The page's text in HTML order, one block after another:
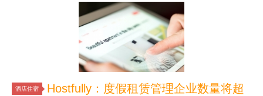
酒店住宿
Hostfully：度假租赁管理企业数量将超